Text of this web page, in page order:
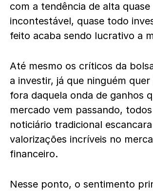
com a tendência de alta quase
incontestável, quase todo
feito acaba sendo lucrativo a
Até mesmo os críticos da
a investir, já que ninguém
fora daquela onda de ganhos
mercado vem passando,
noticiário tradicional escancara
valorizações incríveis no
financeiro.
Nesse ponto, o sentimento